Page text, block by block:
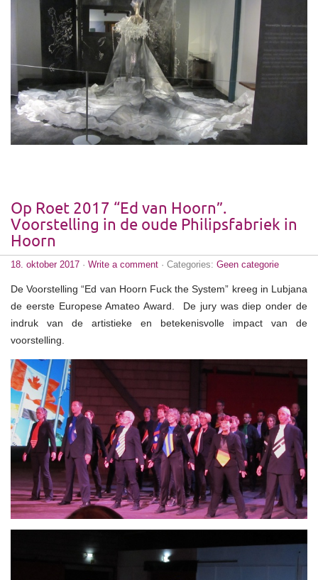
Op Roet 2017 “Ed van Hoorn”.
Voorstelling in de oude Philipsfabriek in
Hoorn
18. oktober 2017 · Write a comment · Categories: Geen categorie
De Voorstelling “Ed van Hoorn Fuck the System” kreeg in Lubjana
de eerste Europese Amateo Award. De jury was diep onder de
indruk van de artistieke en betekenisvolle impact van de
voorstelling.